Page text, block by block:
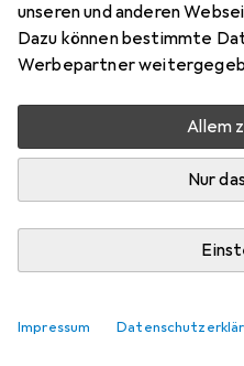
unseren und anderen
Dazu können bestimmte
Werbepartner
Allem
Nur
Impressum
PoE+ Switch CBS350-24P-
Kategorien Transceiver und
Relevanz
CiscoMgbsx1